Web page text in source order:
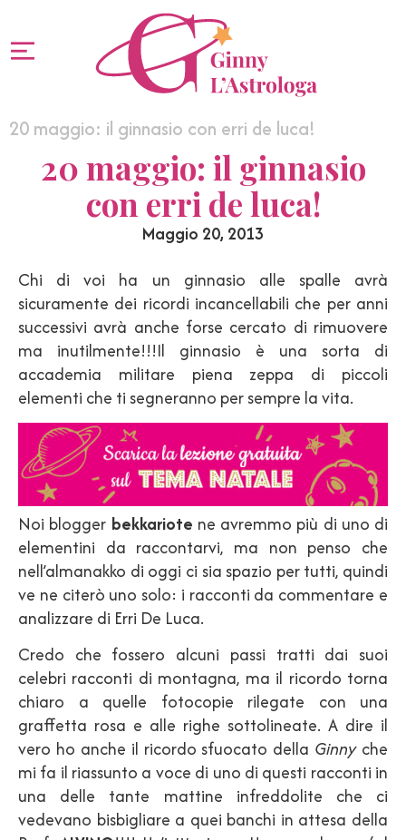
20 maggio: il ginnasio con erri de luca!
20 maggio: il ginnasio
con erri de luca!
Maggio 20, 2013
Chi di voi ha un ginnasio alle spalle avrà
sicuramente dei ricordi incancellabili che per anni
successivi avrà anche forse cercato di rimuovere
ma inutilmente!!!Il ginnasio è una sorta di
accademia militare piena zeppa di piccoli
elementi che ti segneranno per sempre la vita.
Noi blogger bekkariote ne avremmo più di uno di
elementini da raccontarvi, ma non penso che
nell’almanakko di oggi ci sia spazio per tutti, quindi
ve ne citerò uno solo: i racconti da commentare e
analizzare di Erri De Luca.
Credo che fossero alcuni passi tratti dai suoi
celebri racconti di montagna, ma il ricordo torna
chiaro a quelle fotocopie rilegate con una
graffetta rosa e alle righe sottolineate. A dire il
vero ho anche il ricordo sfuocato della Ginnyche
mi fa il riassunto a voce di uno di questi racconti in
una delle tante mattine infreddolite che ci
vedevano bisbigliare a quei banchi in attesa della